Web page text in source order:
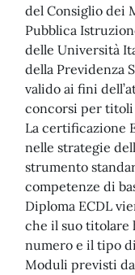
del Consiglio dei
Pubblica
delle Università
della Previdenza
valido ai fini
concorsi per titoli
La certificazione
nelle strategie
strumento
competenze di
Diploma ECDL
che il suo titolare
numero e il tipo
Moduli previsti